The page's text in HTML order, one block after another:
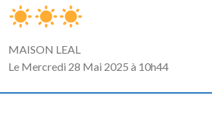
MAISON LEAL
Le Mercredi 28 Mai 2025 à 10h44